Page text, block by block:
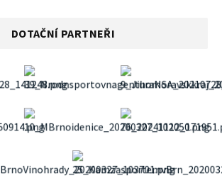
DOTAČNÍ PARTNEŘI